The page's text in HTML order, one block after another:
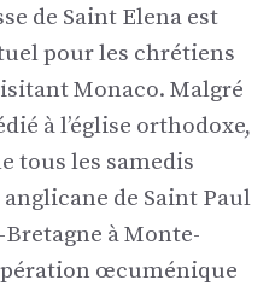
de Saint Elena est
pour les chrétiens
Monaco. Malgré
à l’église orthodoxe,
tous les samedis
anglicane de Saint Paul
Bretagne à Monte-
œcuménique